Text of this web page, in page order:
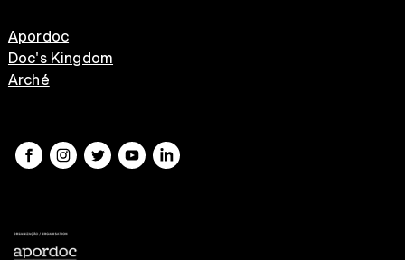
Apordoc
Doc's Kingdom
Arché